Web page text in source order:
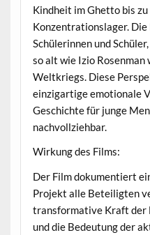
Kindheit im Ghetto bis
Konzentrationslager.
Schülerinnen und
so alt wie Izio Rosenman
Weltkriegs. Diese
einzigartige emotionale
Geschichte für junge
nachvollziehbar.
Wirkung des Films:
Der Film dokumentiert
Projekt alle Beteiligten
transformative Kraft der
und die Bedeutung der